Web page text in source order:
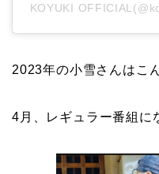
KOYUKI
2023年の小雪さんはこ
4月、レギュラー番組に